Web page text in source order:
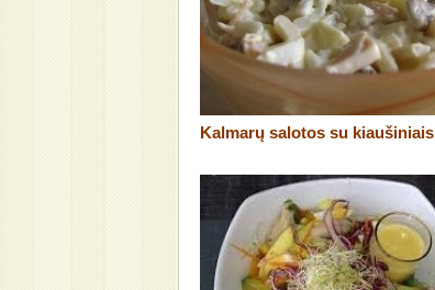
Kalmarų salotos su kiaušiniais